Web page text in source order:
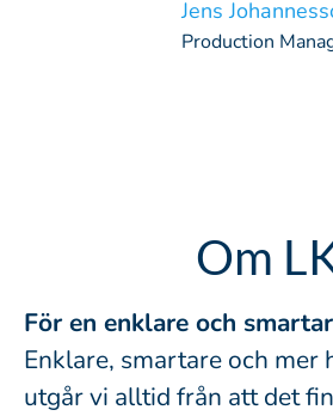
Jens
Production
Om
För en enklare och
Enklare, smartare och mer
utgår vi alltid från att det